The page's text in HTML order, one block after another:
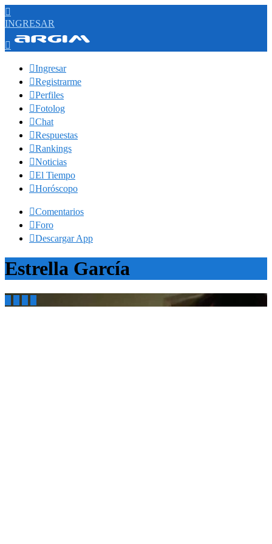

INGRESAR

Ingresar
Registrarme
Perfiles
Fotolog
Chat
Respuestas
Rankings
Noticias
El Tiempo
Horóscopo
Comentarios
Foro
Descargar App
Estrella García